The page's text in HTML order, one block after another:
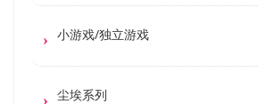
小游戏/独立游戏
尘埃系列